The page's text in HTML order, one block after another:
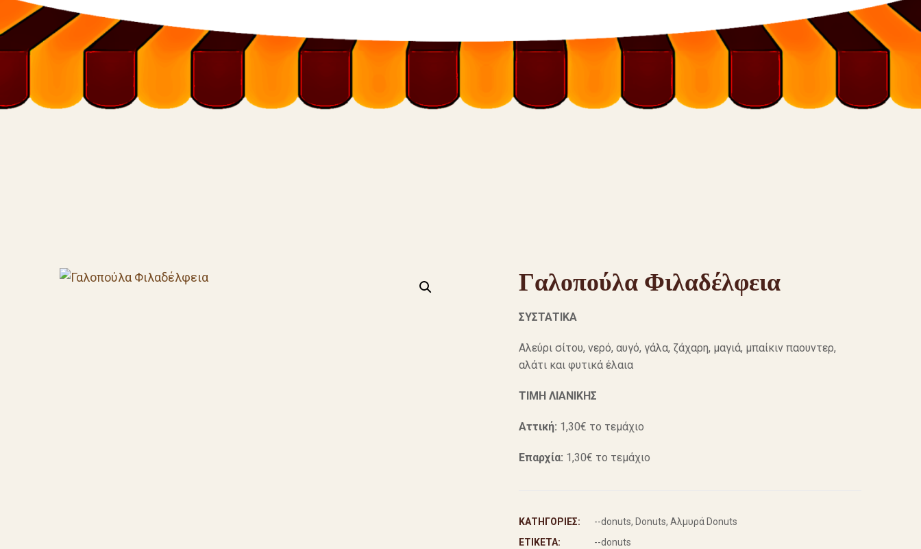
Γαλοπούλα Φιλαδέλφεια
ΣΥΣΤΑΤΙΚΑ
Αλεύρι σίτου, νερό, αυγό, γάλα, ζάχαρη, μαγιά, μπαίκιν παουντερ,
αλάτι και φυτικά έλαια
ΤΙΜΗ ΛΙΑΝΙΚΗΣ
Αττική: 1,30€ το τεμάχιο
Επαρχία: 1,30€ το τεμάχιο
ΚΑΤΗΓΟΡΊΕΣ: --donuts, Donuts, Αλμυρά Donuts
ΕΤΙΚΈΤΑ:
--donuts